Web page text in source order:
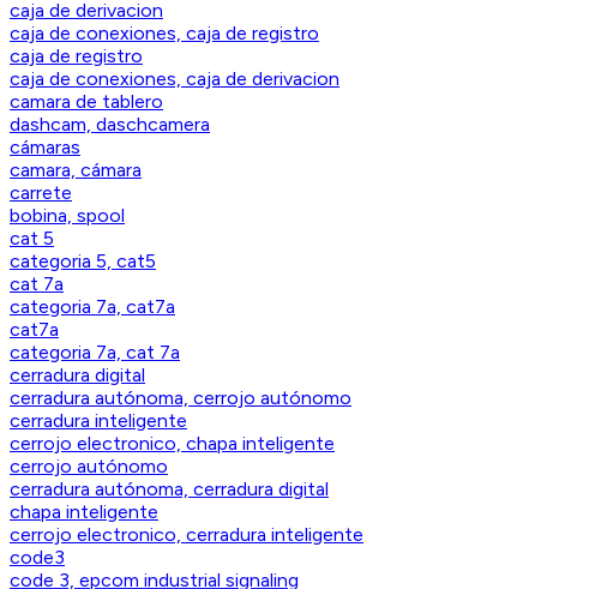
caja de derivacion
caja de conexiones, caja de registro
caja de registro
caja de conexiones, caja de derivacion
camara de tablero
dashcam, daschcamera
cámaras
camara, cámara
carrete
bobina, spool
cat 5
categoria 5, cat5
cat 7a
categoria 7a, cat7a
cat7a
categoria 7a, cat 7a
cerradura digital
cerradura autónoma, cerrojo autónomo
cerradura inteligente
cerrojo electronico, chapa inteligente
cerrojo autónomo
cerradura autónoma, cerradura digital
chapa inteligente
cerrojo electronico, cerradura inteligente
code3
code 3, epcom industrial signaling